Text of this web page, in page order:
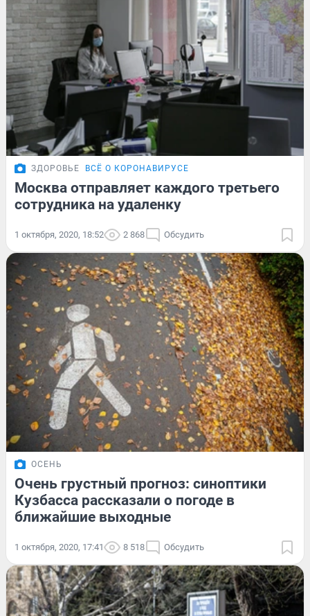
ЗДОРОВЬЕ ВСЁ О КОРОНАВИРУСЕ
Москва отправляет каждого третьего
сотрудника на удаленку
1 октября, 2020, 18:52 2 868 Обсудить
ОСЕНЬ
Очень грустный прогноз: синоптики
Кузбасса рассказали о погоде в
ближайшие выходные
1 октября, 2020, 17:41 8 518 Обсудить